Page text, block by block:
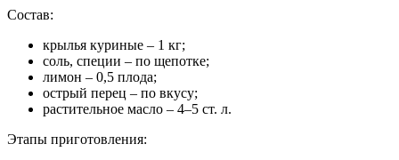
Состав:
крылья куриные – 1 кг;
соль, специи – по щепотке;
лимон – 0,5 плода;
острый перец – по вкусу;
растительное масло – 4–5 ст. л.
Этапы приготовления: